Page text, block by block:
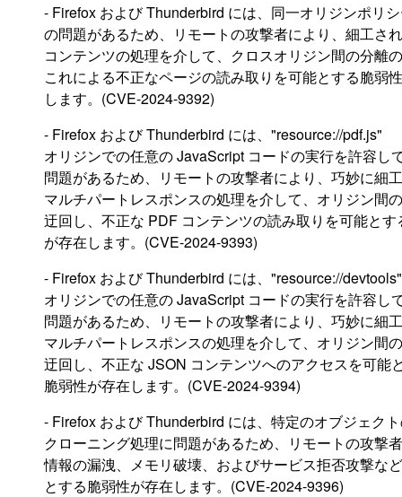
- Firefox および Thunderbird には、同一オリジンポリ
の問題があるため、リモートの攻撃者により、細工さ
コンテンツの処理を介して、クロスオリジン間の分離
これによる不正なページの読み取りを可能とする脆弱
します。(CVE-2024-9392)
- Firefox および Thunderbird には、"resource://pdf.js"
オリジンでの任意の JavaScript コードの実行を許容し
問題があるため、リモートの攻撃者により、巧妙に細
マルチパートレスポンスの処理を介して、オリジン間
迂回し、不正な PDF コンテンツの読み取りを可能とす
が存在します。(CVE-2024-9393)
- Firefox および Thunderbird には、"resource://devtools"
オリジンでの任意の JavaScript コードの実行を許容し
問題があるため、リモートの攻撃者により、巧妙に細
マルチパートレスポンスの処理を介して、オリジン間
迂回し、不正な JSON コンテンツへのアクセスを可能
脆弱性が存在します。(CVE-2024-9394)
- Firefox および Thunderbird には、特定のオブジェク
クローニング処理に問題があるため、リモートの攻撃
情報の漏洩、メモリ破壊、およびサービス拒否攻撃な
とする脆弱性が存在します。(CVE-2024-9396)